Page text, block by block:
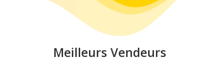
Meilleurs Vendeurs